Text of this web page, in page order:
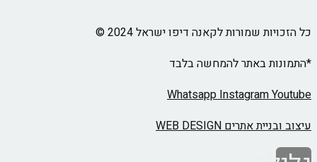
כל הזכויות שמורות לקאנה דיפו ישראל 2024 ©
*התמונות באתר להמחשה בלבד
WhatsappInstagramYoutube
עיצוב ובניית אתרים WEB DESIGN